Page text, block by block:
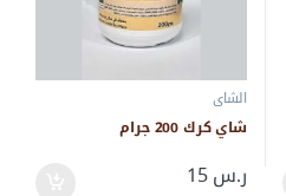
الشاي
شاي كرك 200 جرام
ر.س15